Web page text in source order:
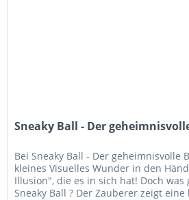
Sneaky Ball - Der
Bei Sneaky Ball - Der geheimnisvolle
kleines Visuelles Wunder in den
Illusion", die es in sich hat! Doch was
Sneaky Ball ? Der Zauberer zeigt